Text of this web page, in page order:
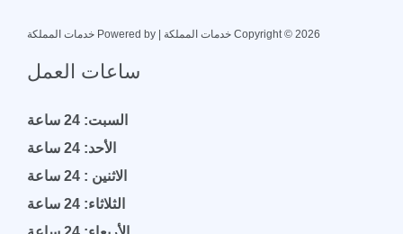
Copyright © 2026 خدمات المملكة | Powered by خدمات المملكة
ساعات العمل
السبت: 24 ساعة
الأحد: 24 ساعة
الاثنين : 24 ساعة
الثلاثاء: 24 ساعة